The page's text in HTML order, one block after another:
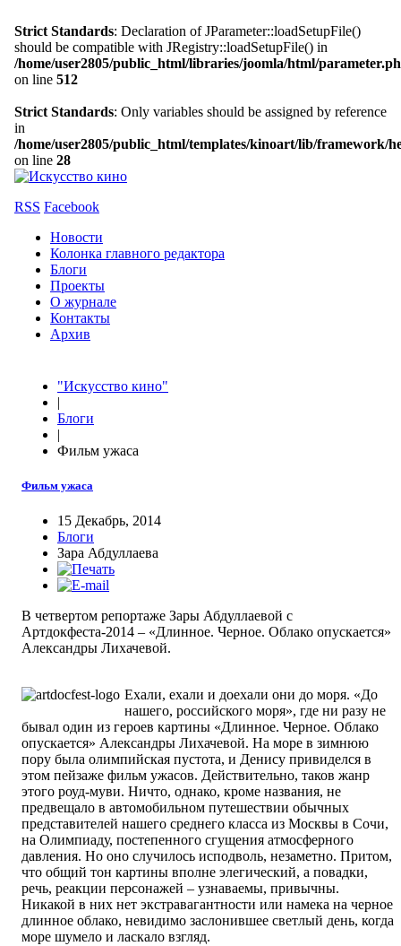
Strict Standards: Declaration of JParameter::loadSetupFile()
should be compatible with JRegistry::loadSetupFile() in
/home/user2805/public_html/libraries/joomla/html/
on line 512
Strict Standards: Only variables should be assigned by reference
in
/home/user2805/public_html/templates/kinoart/lib/framework/
on line 28
RSS Facebook
Новости
Колонка главного редактора
Блоги
Проекты
О журнале
Контакты
Архив
"Искусство кино"
|
Блоги
|
Фильм ужаса
Фильм ужаса
15 Декабрь, 2014
Блоги
Зара Абдуллаева
В четвертом репортаже Зары Абдуллаевой с
Артдокфеста-2014 – «Длинное. Черное. Облако опускается»
Александры Лихачевой.
Ехали, ехали и доехали они до моря. «До
нашего, российского моря», где ни разу не
бывал один из героев картины «Длинное. Черное. Облако
опускается» Александры Лихачевой. На море в зимнюю
пору была олимпийская пустота, и Денису привиделся в
этом пейзаже фильм ужасов. Действительно, таков жанр
этого роуд-муви. Ничто, однако, кроме названия, не
предвещало в автомобильном путешествии обычных
представителей нашего среднего класса из Москвы в Сочи,
на Олимпиаду, постепенного сгущения атмосферного
давления. Но оно случилось исподволь, незаметно. Притом,
что общий тон картины вполне элегический, а повадки,
речь, реакции персонажей – узнаваемы, привычны.
Никакой в них нет экстравагантности или намека на черное
длинное облако, невидимо заслонившее светлый день, когда
море шумело и ласкало взгляд.